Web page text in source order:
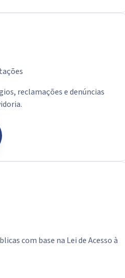
reclamações e denúncias
com base na Lei de Acesso à